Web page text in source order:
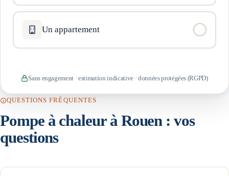
Un appartement
Sans engagement · estimation indicative · données protégées (RGPD)
QUESTIONS FRÉQUENTES
Pompe à chaleur à Rouen: vos
questions